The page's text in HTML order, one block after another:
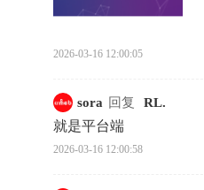
2026-03-16 12:00:05
sora 回复 RL.
就是平台端
2026-03-16 12:00:58